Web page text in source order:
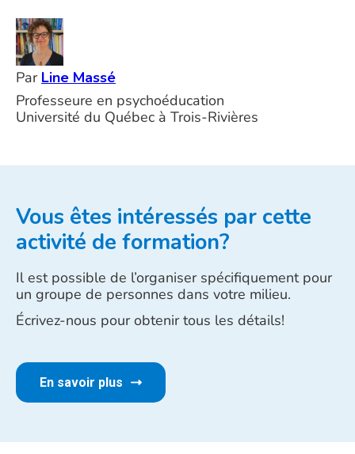
Par Line Massé
Professeure en psychoéducation
Université du Québec à Trois-Rivières
Vous êtes intéressés par cette
activité de formation?
Il est possible de l’organiser spécifiquement pour
un groupe de personnes dans votre milieu.
Écrivez-nous pour obtenir tous les détails!
En savoir plus